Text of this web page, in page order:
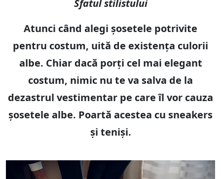
Sfatul stilistului
Atunci când alegi șosetele potrivite
pentru costum, uită de existența culorii
albe. Chiar dacă porți cel mai elegant
costum, nimic nu te va salva de la
dezastrul vestimentar pe care îl vor cauza
șosetele albe. Poartă acestea cu sneakers
și teniși.